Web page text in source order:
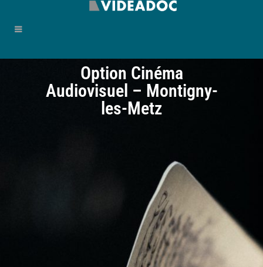
Option Cinéma
Audiovisuel – Montigny-
les-Metz